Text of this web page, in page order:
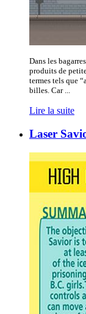
Dans les
produits de
termes tels que
billes. Car ...
Lire la suite
Laser